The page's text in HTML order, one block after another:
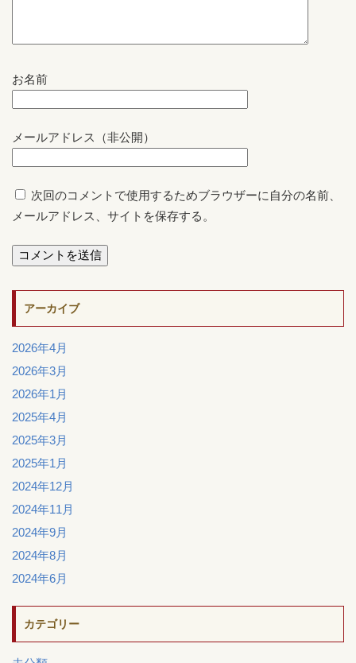
お名前
メールアドレス（非公開）
次回のコメントで使用するためブラウザーに自分の名前、
メールアドレス、サイトを保存する。
アーカイブ
2026年4月
2026年3月
2026年1月
2025年4月
2025年3月
2025年1月
2024年12月
2024年11月
2024年9月
2024年8月
2024年6月
カテゴリー